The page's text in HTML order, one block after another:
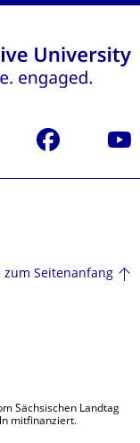
Facebook
zum Seitenanfang
Sächsischen Landtag
mitfinanziert.